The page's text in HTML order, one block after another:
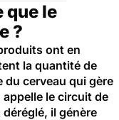
que le
?
ont en
la quantité de
du cerveau qui gère
le circuit de
il génère